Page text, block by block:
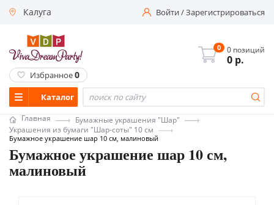
Калуга Войти/Зарегистрироваться
Каталог
0 0 позиций
0 р.
Избранное0
Главная
Бумажные украшения "Шар"
Украшения из бумаги "Шар-соты" 10 см
Бумажное украшение шар 10 см, малиновый
Бумажное украшение шар 10 см,
малиновый